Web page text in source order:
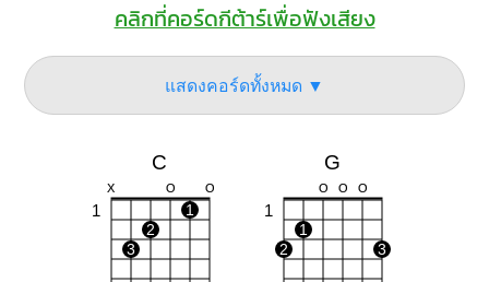
คลิกที่คอร์ดกีต้าร์เพื่อฟังเสียง
แสดงคอร์ดทั้งหมด ▼
C
X O O
1
1
2
3
G
O O O
1
1
2
3